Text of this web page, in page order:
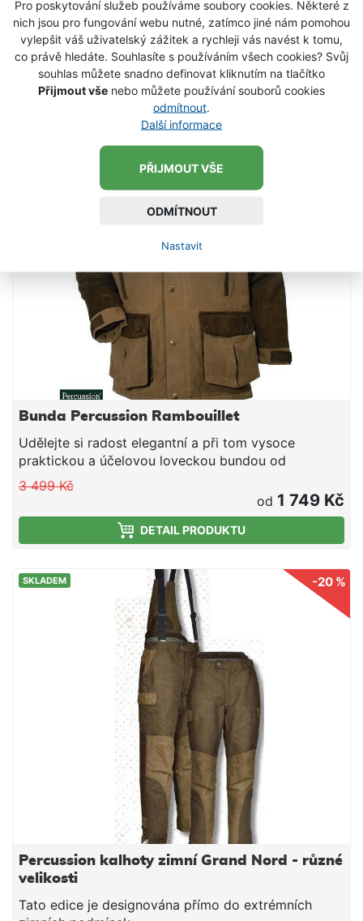
Pro poskytování služeb používáme soubory cookies. Některé z
nich jsou pro fungování webu nutné, zatímco jiné nám pomohou
vylepšit váš uživatelský zážitek a rychleji vás navést k tomu,
co právě hledáte. Souhlasíte s používáním všech cookies? Svůj
souhlas můžete snadno definovat kliknutím na tlačítko
Přijmout vše nebo můžete používání souborů cookies
odmítnout.
Další informace
PŘIJMOUT VŠE
ODMÍTNOUT
Nastavit
polyester, 35% bavlna, voděodolné - 6 kapes a
kapsička na nůž - protiskluzový elastický pas -
barva světlá khaki
659 Kč
od349 Kč
DETAIL PRODUKTU
Bunda Percussion Rambouillet
Udělejte si radost elegantní a při tom vysoce
praktickou a účelovou loveckou bundou od
francouzského výrobce mysliveckého oblečení
3 499 Kč
od 1 749 Kč
DETAIL PRODUKTU
SKLADEM -20 %
Percussion kalhoty zimní Grand Nord - různé
velikosti
Tato edice je designována přímo do extrémních